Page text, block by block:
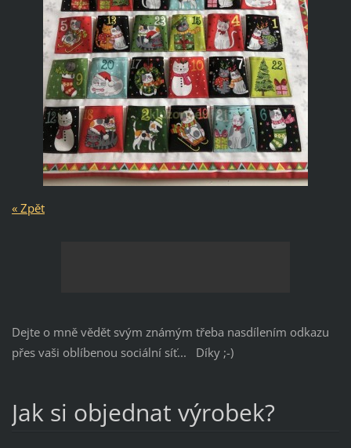
« Zpět
Dejte o mně vědět svým známým třeba nasdílením odkazu
přes vaši oblíbenou sociální síť... Díky ;-)
Jak si objednat výrobek?